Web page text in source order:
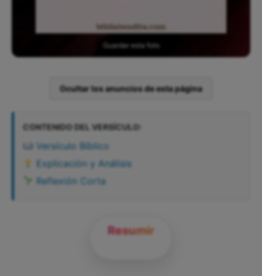
Guardar esta foto
Ocultar los anuncios de esta página
CONTENIDO DEL VERSÍCULO:
Versículo Bíblico
Explicación y Análisis
Reflexión Corta
Resumir